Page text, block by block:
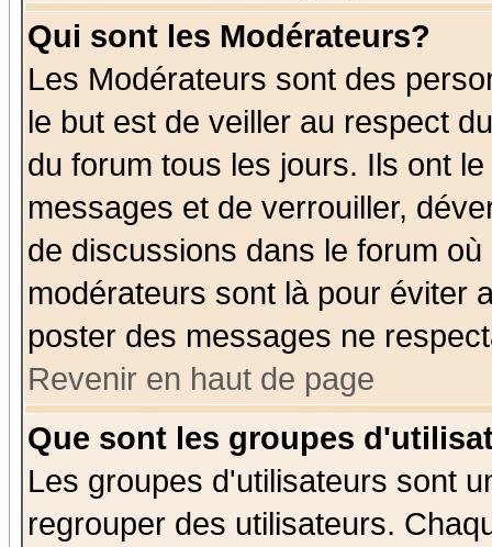
Qui sont les Modérateurs?
Les Modérateurs sont des
le but est de veiller au respect
du forum tous les jours. Ils ont
messages et de verrouiller,
de discussions dans le forum
modérateurs sont là pour éviter
poster des messages ne
Revenir en haut de page
Que sont les groupes
Les groupes d'utilisateurs sont
regrouper des utilisateurs.